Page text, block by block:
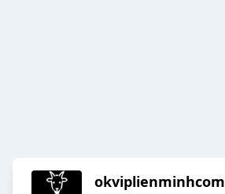
okviplienminhcom